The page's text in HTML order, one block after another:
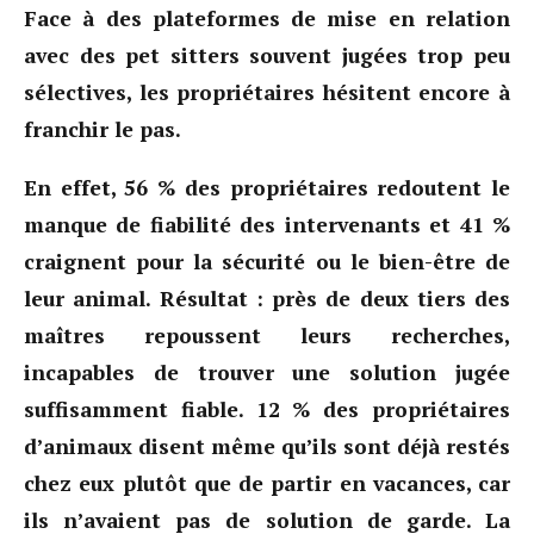
Face à des plateformes de mise en relation
avec des pet sitters souvent jugées trop peu
sélectives, les propriétaires hésitent encore à
franchir le pas.
En effet, 56 % des propriétaires redoutent le
manque de fiabilité des intervenants et 41 %
craignent pour la sécurité ou le bien-être de
leur animal. Résultat : près de deux tiers des
maîtres repoussent leurs recherches,
incapables de trouver une solution jugée
suffisamment fiable. 12 % des propriétaires
d’animaux disent même qu’ils sont déjà restés
chez eux plutôt que de partir en vacances, car
ils n’avaient pas de solution de garde. La